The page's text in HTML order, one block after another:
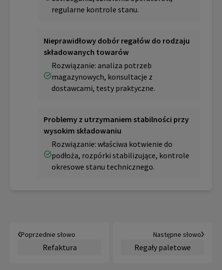
regularne kontrole stanu.
Nieprawidłowy dobór regałów do rodzaju
składowanych towarów
Rozwiązanie: analiza potrzeb
magazynowych, konsultacje z
dostawcami, testy praktyczne.
Problemy z utrzymaniem stabilności przy
wysokim składowaniu
Rozwiązanie: właściwa kotwienie do
podłoża, rozpórki stabilizujące, kontrole
okresowe stanu technicznego.
Poprzednie słowo
Refaktura
Następne słowo
Regały paletowe